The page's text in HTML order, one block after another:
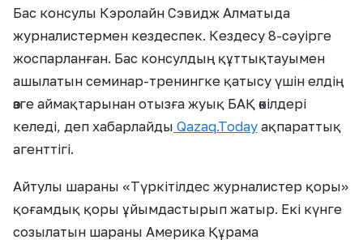
Бас консулы Кэролайн Сэвидж Алматыда
журналистермен кездеспек. Кездесу 8-сәуірге
жоспарланған. Бас консулдың құттықтауымен
ашылатын семинар-тренингке қатысу үшін елдің
өзге аймақтарынан отызға жуық БАҚ өкілдері
келеді, деп хабарлайды Qazaq.Today ақпараттық
агенттігі.
Айтулы шараны «Түркітілдес журналистер қоры»
қоғамдық қоры ұйымдастырып жатыр. Екі күнге
созылатын шараны Америка Құрама